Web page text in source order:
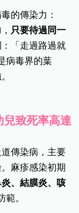
的傳染力：
， 只要待過同一
：「走過路過就
病毒界的葉
兒致死率高達
傳染病，主要
麻疹感染初期
、結膜炎、咳
。